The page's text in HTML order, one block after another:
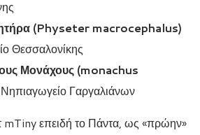
(Physeter macrocephalus)
Θεσσαλονίκης
Μονάχους (monachus
Γαργαλιάνων
mTiny επειδή το Πάντα, ως «πρώην»